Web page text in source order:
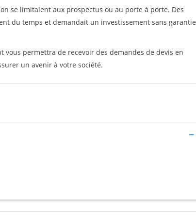
se limitaient aux prospectus ou au porte à porte. Des
du temps et demandait un investissement sans garantie
vous permettra de recevoir des demandes de devis en
un avenir à votre société.